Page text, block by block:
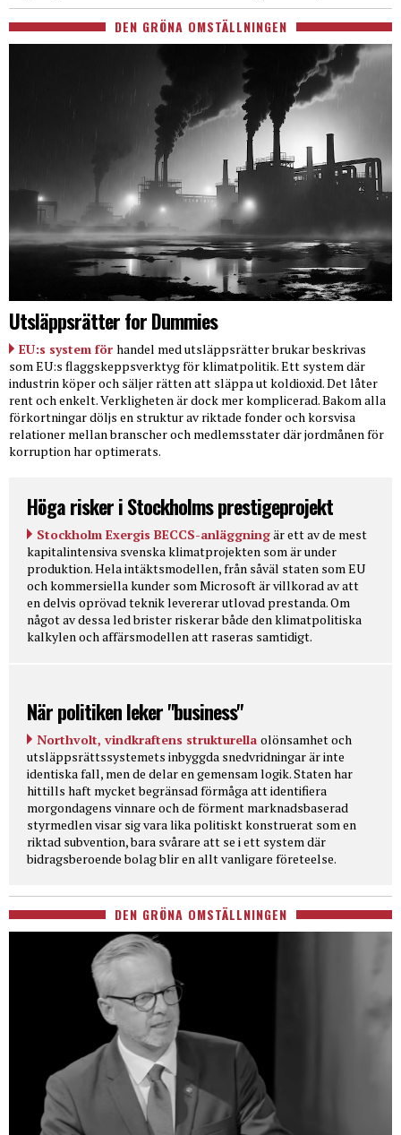
DEN GRÖNA OMSTÄLLNINGEN
Utsläppsrätter for Dummies
EU:s system för handel med utsläppsrätter brukar beskrivas
som EU:s flaggskeppsverktyg för klimatpolitik. Ett system där
industrin köper och säljer rätten att släppa ut koldioxid. Det låter
rent och enkelt. Verkligheten är dock mer komplicerad. Bakom alla
förkortningar döljs en struktur av riktade fonder och korsvisa
relationer mellan branscher och medlemsstater där jordmånen för
korruption har optimerats.
Höga risker i Stockholms prestigeprojekt
Stockholm Exergis BECCS-anläggningär ett av de mest
kapitalintensiva svenska klimatprojekten som är under
produktion. Hela intäktsmodellen, från såväl staten som EU
och kommersiella kunder som Microsoft är villkorad av att
en delvis oprövad teknik levererar utlovad prestanda. Om
något av dessa led brister riskerar både den klimatpolitiska
kalkylen och affärsmodellen att raseras samtidigt.
När politiken leker "business"
Northvolt, vindkraftens strukturella olönsamhet och
utsläppsrättssystemets inbyggda snedvridningar är inte
identiska fall, men de delar en gemensam logik. Staten har
hittills haft mycket begränsad förmåga att identifiera
morgondagens vinnare och de förment marknadsbaserad
styrmedlen visar sig vara lika politiskt konstruerat som en
riktad subvention, bara svårare att se i ett system där
bidragsberoende bolag blir en allt vanligare företeelse.
DEN GRÖNA OMSTÄLLNINGEN